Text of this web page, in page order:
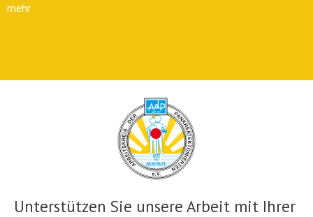
mehr
Unterstützen Sie unsere Arbeit mit Ihrer